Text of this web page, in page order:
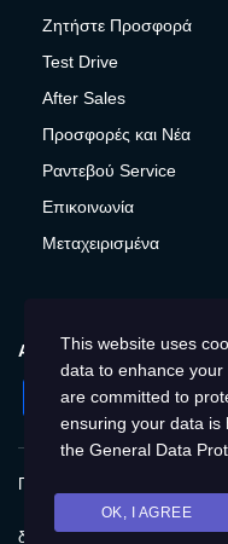
Ζητήστε Προσφορά
Test Drive
After Sales
Προσφορές και Νέα
Ραντεβού Service
Επικοινωνία
Μεταχειρισμένα
ΑΚΟΛΟΥΘΉΣΤΕ ΜΑΣ
Πολιτική Απορρήτου
Cookies
Δικαιώματα
δεδομένων
This website uses
data to enhance
are committed to
ensuring your data is
the General Data
OK, I AGREE